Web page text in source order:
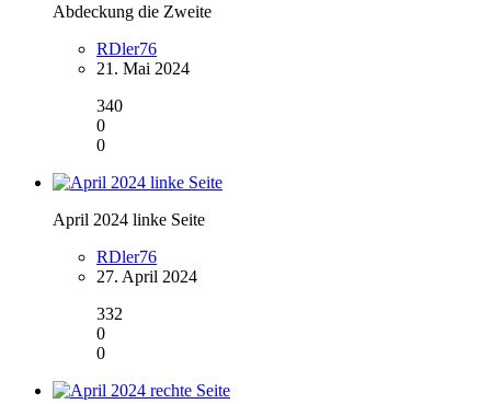
Abdeckung die Zweite
RDler76
21. Mai 2024
340
0
0
April 2024 linke Seite
RDler76
27. April 2024
332
0
0